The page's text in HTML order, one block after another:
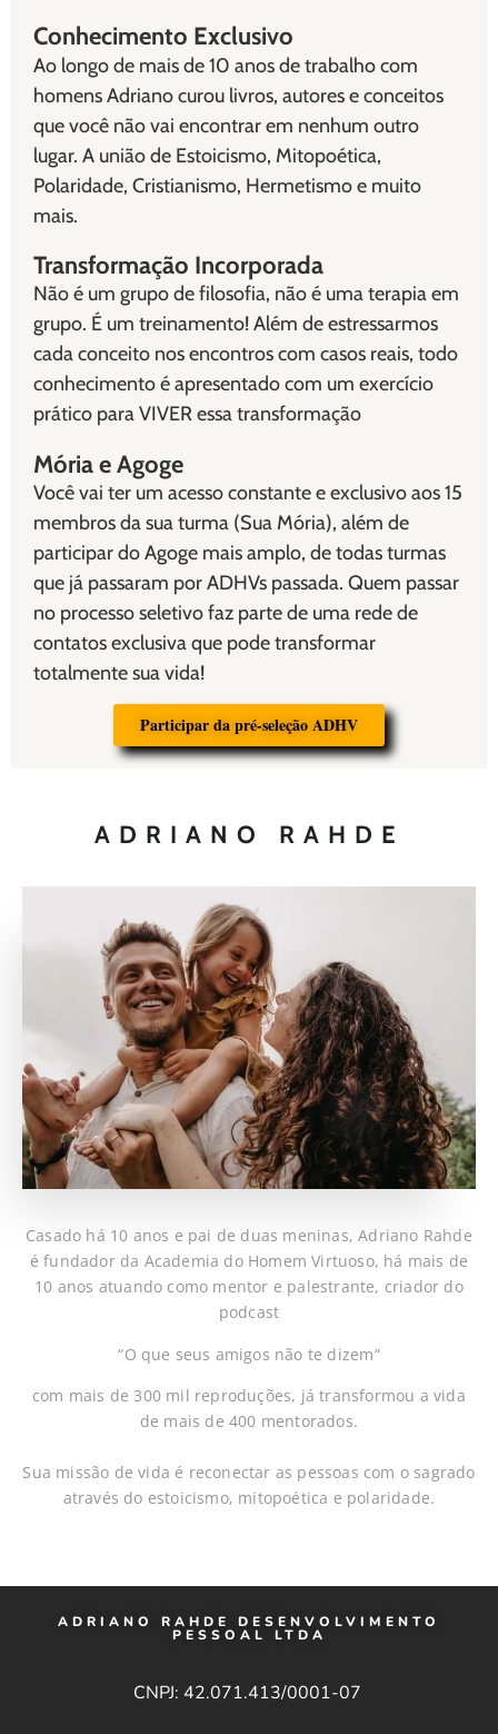
Conhecimento Exclusivo
Ao longo de mais de 10 anos de trabalho com
homens Adriano curou livros, autores e conceitos
que você não vai encontrar em nenhum outro
lugar. A união de Estoicismo, Mitopoética,
Polaridade, Cristianismo, Hermetismo e muito
mais.
Transformação Incorporada
Não é um grupo de filosofia, não é uma terapia em
grupo. É um treinamento! Além de estressarmos
cada conceito nos encontros com casos reais, todo
conhecimento é apresentado com um exercício
prático para VIVER essa transformação
Mória e Agoge
Você vai ter um acesso constante e exclusivo aos 15
membros da sua turma (Sua Mória), além de
participar do Agoge mais amplo, de todas turmas
que já passaram por ADHVs passada. Quem passar
no processo seletivo faz parte de uma rede de
contatos exclusiva que pode transformar
totalmente sua vida!
Participar da pré-seleção ADHV
ADRIANO RAHDE
Casado há 10 anos e pai de duas meninas, Adriano Rahde
é fundador da Academia do Homem Virtuoso, há mais de
10 anos atuando como mentor e palestrante, criador do
podcast
“O que seus amigos não te dizem“
com mais de 300 mil reproduções, já transformou a vida
de mais de 400 mentorados.
Sua missão de vida é reconectar as pessoas com o sagrado
através do estoicismo, mitopoética e polaridade.
ADRIANO RAHDE DESENVOLVIMENTO
PESSOAL LTDA
CNPJ: 42.071.413/0001-07